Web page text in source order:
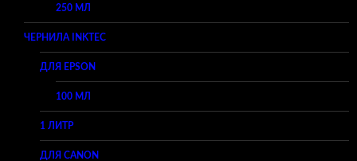
250 МЛ
ЧЕРНИЛА INKTEC
ДЛЯ EPSON
100 МЛ
1 ЛИТР
ДЛЯ CANON